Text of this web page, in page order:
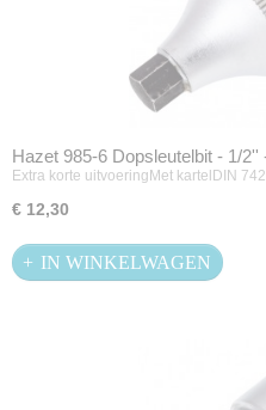
Hazet 985-6 Dopsleutelbit - 1/
Extra korte uitvoeringMet kartelDIN
€ 12,30
IN WINKELWAGEN